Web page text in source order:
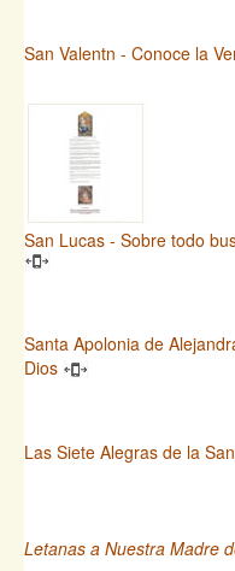
San Valentn - Conoce la
San Lucas - Sobre todo
Santa Apolonia de
Dios
Las Siete Alegras de la
Letanas a Nuestra Madre